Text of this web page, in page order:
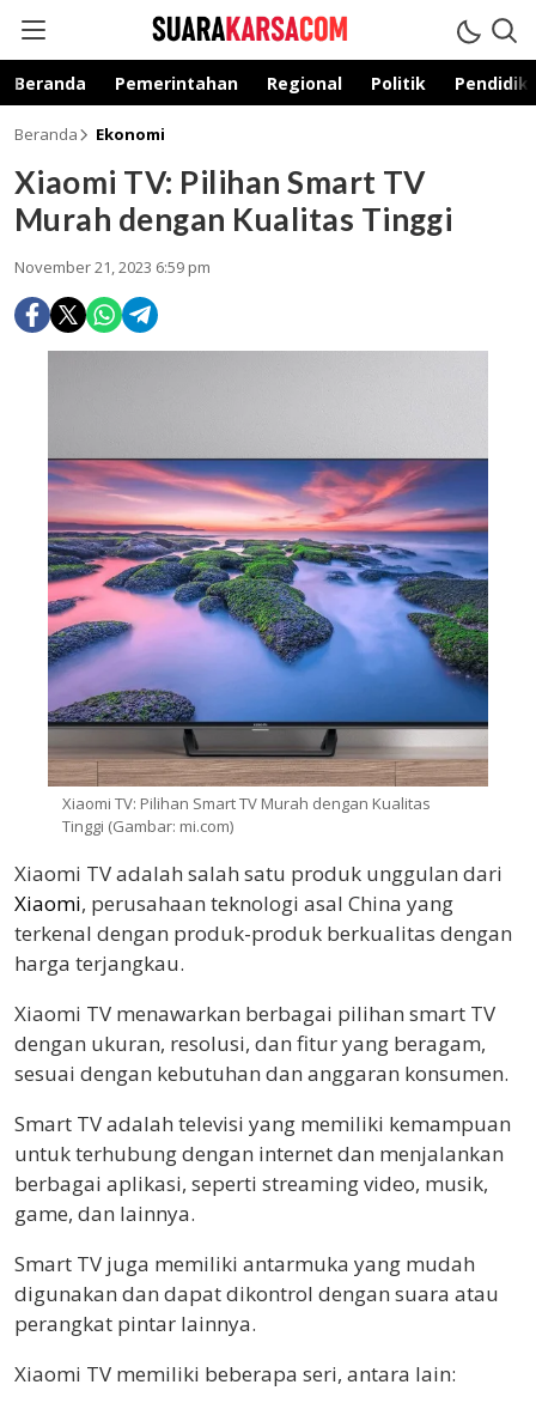
suarakarsa.com
Informasi terpercaya
Beranda Pemerintahan Regional Politik
Beranda Ekonomi
Xiaomi TV: Pilihan Smart TV
Murah dengan Kualitas Tinggi
November 21, 2023 6:59 pm
Xiaomi TV: Pilihan Smart TV Murah dengan Kualitas
Tinggi (Gambar: mi.com)
Xiaomi TV adalah salah satu produk unggulan dari
Xiaomi, perusahaan teknologi asal China yang
terkenal dengan produk-produk berkualitas dengan
harga terjangkau.
Xiaomi TV menawarkan berbagai pilihan smart TV
dengan ukuran, resolusi, dan fitur yang beragam,
sesuai dengan kebutuhan dan anggaran konsumen.
Smart TV adalah televisi yang memiliki kemampuan
untuk terhubung dengan internet dan menjalankan
berbagai aplikasi, seperti streaming video, musik,
game, dan lainnya.
Smart TV juga memiliki antarmuka yang mudah
digunakan dan dapat dikontrol dengan suara atau
perangkat pintar lainnya.
Xiaomi TV memiliki beberapa seri, antara lain: